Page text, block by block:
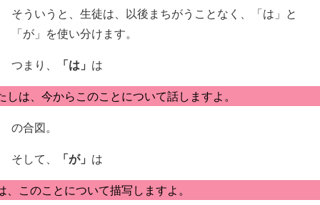
そういうと、生徒は、以後まちがうことなく、「は」と
「が」を使い分けます。
つまり、 「は」 は
しは、今からこのことについて話しますよ。
の合図。
そして、 「が」 は
、このことについて描写しますよ。